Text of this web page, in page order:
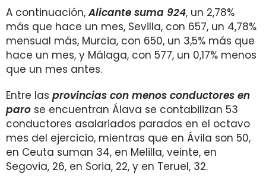
A continuación,Alicante suma 924, un 2,78%
más que hace un mes, Sevilla, con 657, un 4,78%
mensual más, Murcia, con 650, un 3,5% más que
hace un mes, y Málaga, con 577, un 0,17% menos
que un mes antes.
Entre las provincias con menos conductores en
paro se encuentran Álava se contabilizan 53
conductores asalariados parados en el octavo
mes del ejercicio, mientras que en Ávila son 50,
en Ceuta suman 34, en Melilla, veinte, en
Segovia, 26, en Soria, 22, y en Teruel, 32.